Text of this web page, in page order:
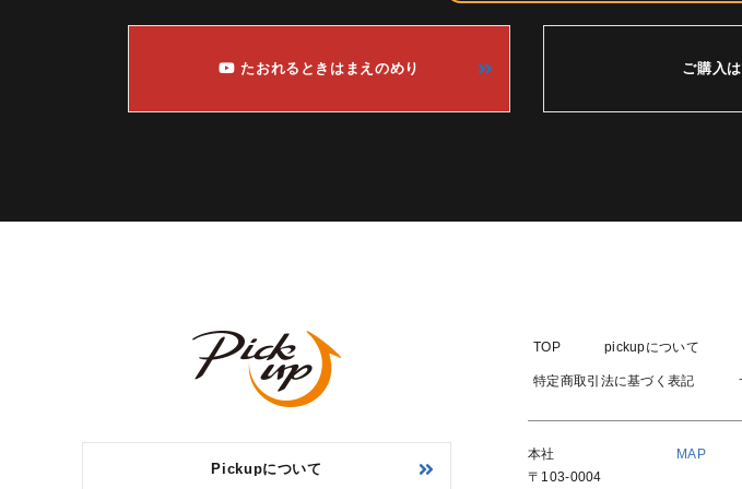
たおれるときはまえのめり ご購入
Pickupについて
TOP pickupについて
特定商取引法に基づく表記
本社
MAP
〒103-0004